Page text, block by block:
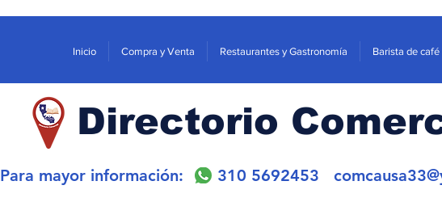
Inicio Compra y Venta Restaurantes y Gastronomía Barista de café
Directorio
Para mayor información: 310 5692453